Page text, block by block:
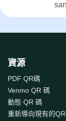
資源
PDF QR碼
Venmo QR 碼
動態 QR 碼
重新導向現有的